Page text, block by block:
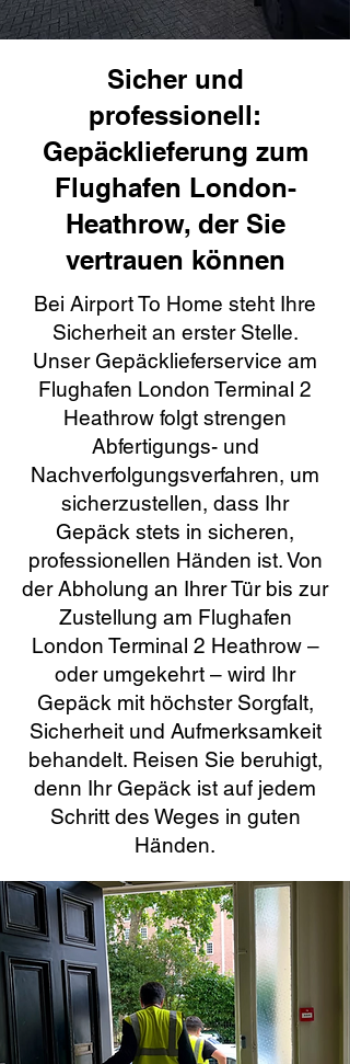
Sicher und
professionell:
Gepäcklieferung zum
Flughafen London-
Heathrow, der Sie
vertrauen können
Bei Airport To Home steht Ihre
Sicherheit an erster Stelle.
Unser Gepäcklieferservice am
Flughafen London Terminal 2
Heathrow folgt strengen
Abfertigungs- und
Nachverfolgungsverfahren, um
sicherzustellen, dass Ihr
Gepäck stets in sicheren,
professionellen Händen ist. Von
der Abholung an Ihrer Tür bis zur
Zustellung am Flughafen
London Terminal 2 Heathrow –
oder umgekehrt – wird Ihr
Gepäck mit höchster Sorgfalt,
Sicherheit und Aufmerksamkeit
behandelt. Reisen Sie beruhigt,
denn Ihr Gepäck ist auf jedem
Schritt des Weges in guten
Händen.